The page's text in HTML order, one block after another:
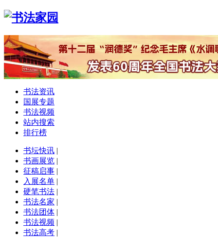
书法资讯
国展专题
书法视频
站内搜索
排行榜
书坛快讯 |
书画展览 |
征稿启事 |
入展名单 |
硬笔书法 |
书法名家 |
书法团体 |
书法视频 |
书法高考 |